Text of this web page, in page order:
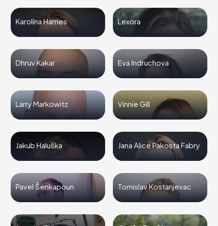
Karolína Harries Lexora
Dhruv Kakar Eva Indruchova
Larry Markowitz Vinnie Gill
Jakub Haluška Jana Alice Pakosta Fabry
Pavel Šenkapoun Tomislav Kostanjevac